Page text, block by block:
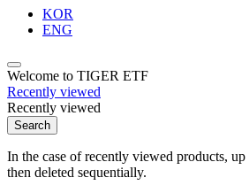
KOR
ENG
Welcome to TIGER ETF
Recently viewed
Recently viewed
Search
In the case of recently viewed products, up
then deleted sequentially.